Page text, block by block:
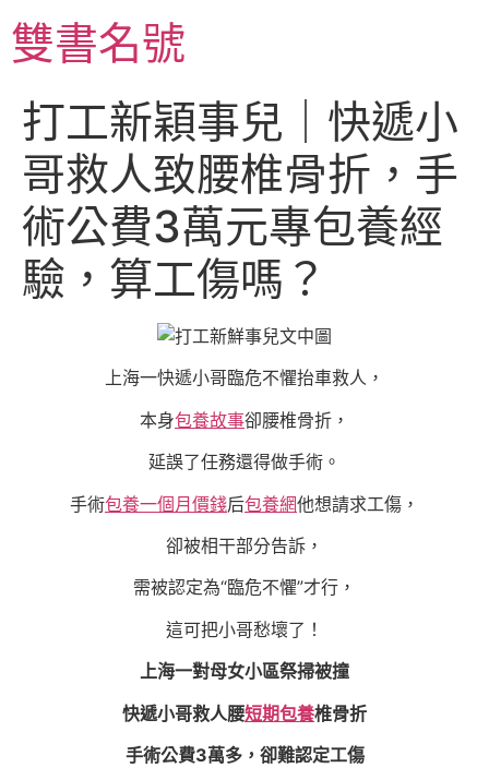
至
主雙書名號
打工新穎事兒｜快遞小
哥救人致腰椎骨折，手
術公費3萬元專包養經
驗，算工傷嗎？
上海一快遞小哥臨危不懼抬車救人，
本身包養故事卻腰椎骨折，
延誤了任務還得做手術。
手術包養一個月價錢后包養網他想請求工傷，
卻被相干部分告訴，
需被認定為“臨危不懼”才行，
這可把小哥愁壞了！
上海一對母女小區祭掃被撞
快遞小哥救人腰短期包養椎骨折
手術公費3萬多，卻難認定工傷